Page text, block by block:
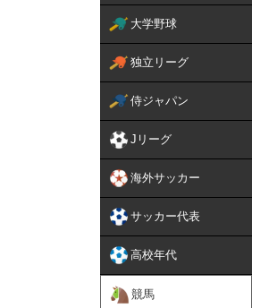
大学野球
独立リーグ
侍ジャパン
Jリーグ
海外サッカー
サッカー代表
高校年代
競馬